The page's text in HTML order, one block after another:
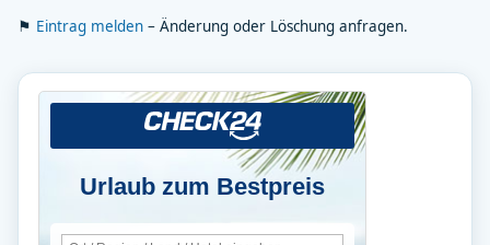
⚑ Eintrag melden – Änderung oder Löschung anfragen.
Urlaub zum Bestpreis